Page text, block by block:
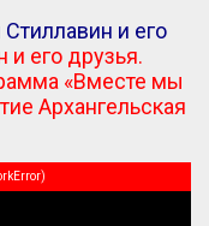
Стиллавин и его
и его друзья.
«Вместе мы
Архангельская